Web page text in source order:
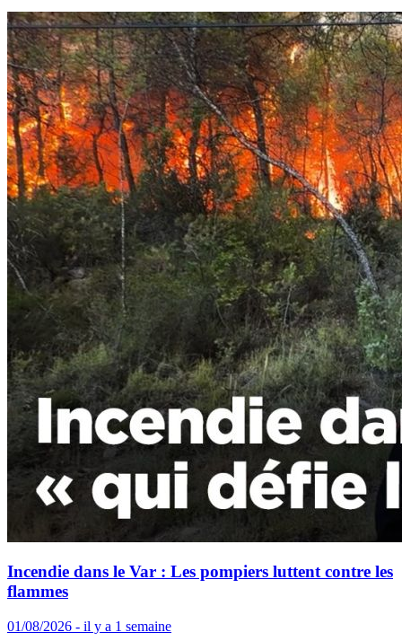
Incendie dans le Var : Les pompiers luttent contre les
flammes
01/08/2026 - il y a 1 semaine